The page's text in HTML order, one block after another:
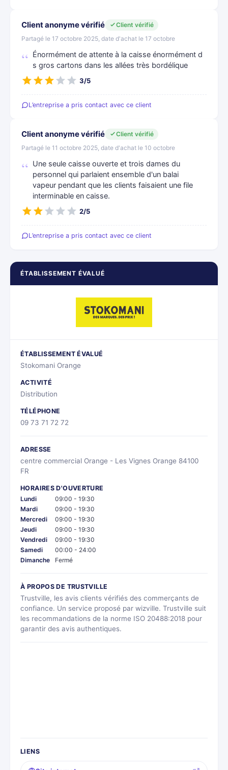
ÉTABLISSEMENT ÉVALUÉ
ÉTABLISSEMENT ÉVALUÉ
Stokomani Orange
ACTIVITÉ
Distribution
TÉLÉPHONE
09 73 71 72 72
ADRESSE
centre commercial Orange - Les Vignes Orange 84100
FR
HORAIRES D'OUVERTURE
Lundi
09:00 - 19:30
Mardi
09:00 - 19:30
Mercredi
09:00 - 19:30
Jeudi
09:00 - 19:30
Vendredi
09:00 - 19:30
Samedi
00:00 - 24:00
Dimanche
Fermé
À PROPOS DE TRUSTVILLE
Trustville, les avis clients vérifiés des commerçants de
confiance. Un service proposé par wizville. Trustville suit
les recommandations de la norme ISO 20488:2018 pour
garantir des avis authentiques.
LIENS
Client anonyme vérifié
Client vérifié
Partagé le 17 octobre 2025, date d'achat le 17 octobre
Énormément de attente à la caisse énormément d
s gros cartons dans les allées très bordélique
3/5
L’entreprise a pris contact avec ce client
Client anonyme vérifié
Client vérifié
Partagé le 11 octobre 2025, date d'achat le 10 octobre
Une seule caisse ouverte et trois dames du
personnel qui parlaient ensemble d'un balai
vapeur pendant que les clients faisaient une file
interminable en caisse.
2/5
L’entreprise a pris contact avec ce client